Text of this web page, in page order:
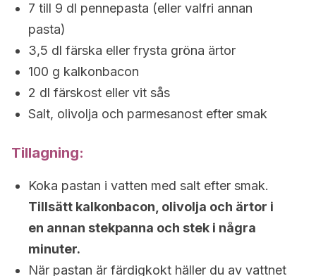
7 till 9 dl pennepasta (eller valfri annan
pasta)
3,5 dl färska eller frysta gröna ärtor
100 g kalkonbacon
2 dl färskost eller vit sås
Salt, olivolja och parmesanost efter smak
Tillagning:
Koka pastan i vatten med salt efter smak.
Tillsätt kalkonbacon, olivolja och ärtor i
en annan stekpanna och stek i några
minuter.
När pastan är färdigkokt häller du av vattnet